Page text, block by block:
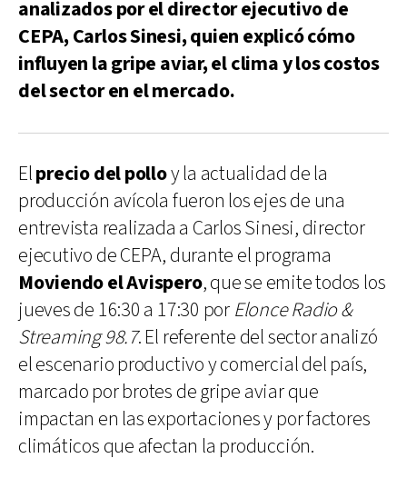
analizados por el director ejecutivo de
CEPA, Carlos Sinesi, quien explicó cómo
influyen la gripe aviar, el clima y los costos
del sector en el mercado.
Elprecio del polloy la actualidad de la
producción avícola fueron los ejes de una
entrevista realizada a Carlos Sinesi, director
ejecutivo de CEPA, durante el programa
Moviendo el Avispero, que se emite todos los
jueves de 16:30 a 17:30 por Elonce Radio &
Streaming 98.7. El referente del sector analizó
el escenario productivo y comercial del país,
marcado por brotes de gripe aviar que
impactan en las exportaciones y por factores
climáticos que afectan la producción.